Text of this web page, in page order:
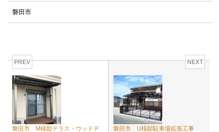
磐田市
PREV
磐田市 M様邸テラス・ウッドデ
NEXT
磐田市 U様邸駐車場拡張工事